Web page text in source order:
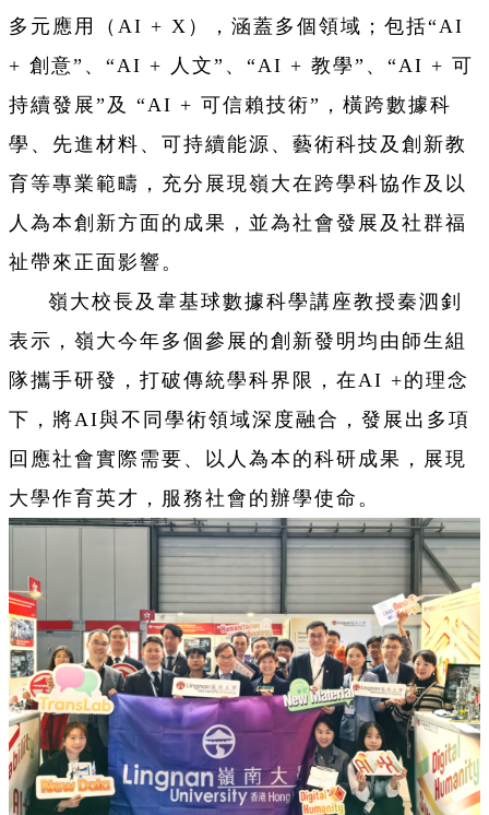
多元應用（AI + X），涵蓋多個領域；包括“AI
+ 創意”、“AI + 人文”、“AI + 教學”、“AI + 可
持續發展”及 “AI + 可信賴技術”，橫跨數據科
學、先進材料、可持續能源、藝術科技及創新教
育等專業範疇，充分展現嶺大在跨學科協作及以
人為本創新方面的成果，並為社會發展及社群福
祉帶來正面影響。
嶺大校長及韋基球數據科學講座教授秦泗釗
表示，嶺大今年多個參展的創新發明均由師生組
隊攜手研發，打破傳統學科界限，在AI +的理念
下，將AI與不同學術領域深度融合，發展出多項
回應社會實際需要、以人為本的科研成果，展現
大學作育英才，服務社會的辦學使命。